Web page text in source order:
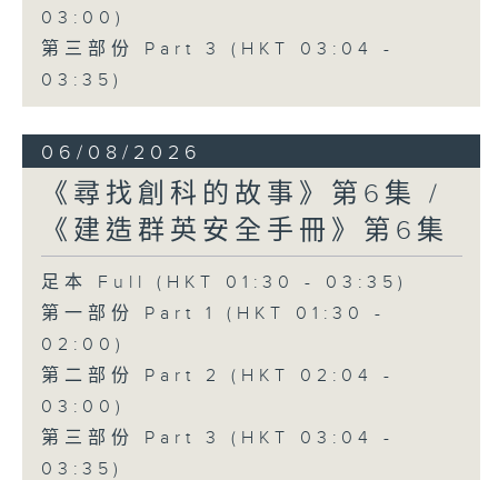
03:00)
第三部份 Part 3 (HKT 03:04 -
03:35)
06/08/2026
《尋找創科的故事》第6集 /
《建造群英安全手冊》第6集
足本 Full (HKT 01:30 - 03:35)
第一部份 Part 1 (HKT 01:30 -
02:00)
第二部份 Part 2 (HKT 02:04 -
03:00)
第三部份 Part 3 (HKT 03:04 -
03:35)